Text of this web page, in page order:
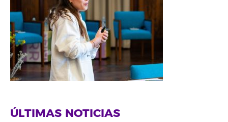
ÚLTIMAS NOTICIAS